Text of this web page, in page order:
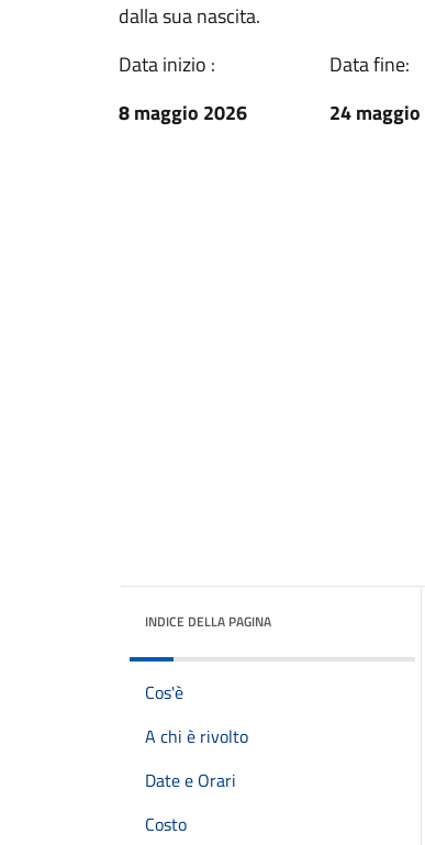
dalla sua nascita.
Data inizio :
8 maggio 2026
Data fine:
24
INDICE DELLA PAGINA
Cos'è
A chi è rivolto
Date e Orari
Costo